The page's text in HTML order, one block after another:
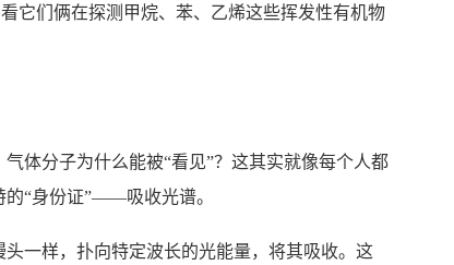
它们俩在探测甲烷、苯、乙烯这些挥发性有机物
体分子为什么能被“看见”？这其实就像每个人都
的“身份证”——吸收光谱。
一样，扑向特定波长的光能量，将其吸收。这